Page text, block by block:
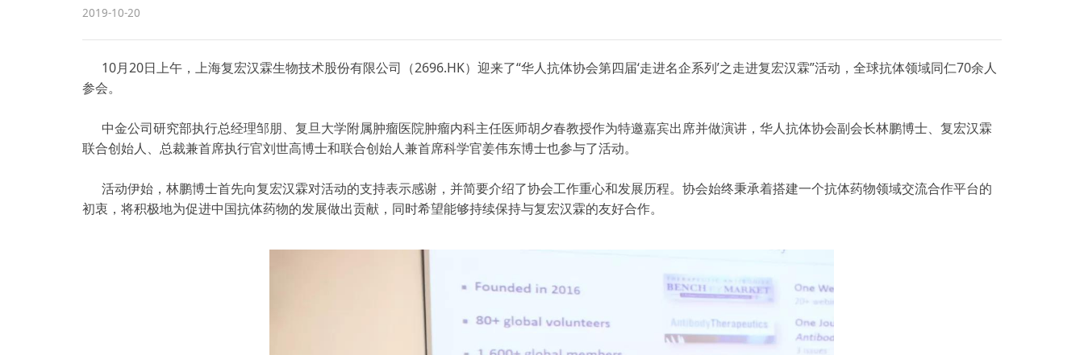
2019-10-20
10月20日上午，上海复宏汉霖生物技术股份有限公司（2696.HK）迎来了“华人抗体协会第四届‘走进名企系列’之走进复宏汉霖”活动，全球抗体领域同仁70余人
参会。
中金公司研究部执行总经理邹朋、复旦大学附属肿瘤医院肿瘤内科主任医师胡夕春教授作为特邀嘉宾出席并做演讲，华人抗体协会副会长林鹏博士、复宏汉霖
联合创始人、总裁兼首席执行官刘世高博士和联合创始人兼首席科学官姜伟东博士也参与了活动。
活动伊始，林鹏博士首先向复宏汉霖对活动的支持表示感谢，并简要介绍了协会工作重心和发展历程。协会始终秉承着搭建一个抗体药物领域交流合作平台的
初衷，将积极地为促进中国抗体药物的发展做出贡献，同时希望能够持续保持与复宏汉霖的友好合作。